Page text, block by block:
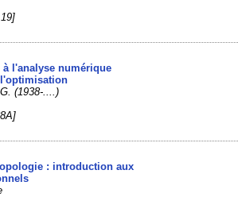
l'analyse numérique
G. (1938-....)
: introduction aux